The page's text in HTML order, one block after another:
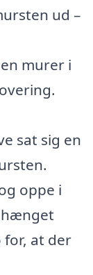
ud –
murer i
sat sig en
oppe i
for, at der